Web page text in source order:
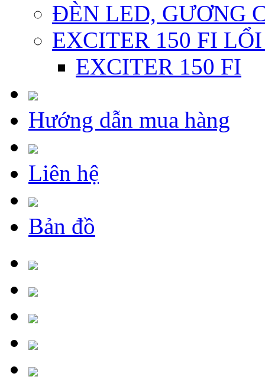
ĐÈN LED, GƯƠNG
EXCITER 150 FI
EXCITER 150 FI
Hướng dẫn mua hàng
Liên hệ
Bản đồ